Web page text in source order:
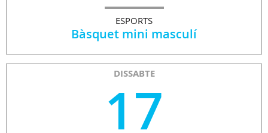
ESPORTS
Bàsquet mini masculí
DISSABTE
17